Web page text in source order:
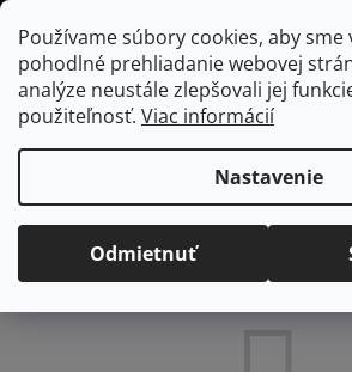
Používame súbory cookies, aby
pohodlné prehliadanie webovej
analýze neustále zlepšovali jej
použiteľnosť. Viac informácií
Nastavenie
Odmietnuť
Prejsť
na
obsah
Domov
/ Domácnosť / Textil a úložné boxy /
Deky a vankúše
Produkty ešte len